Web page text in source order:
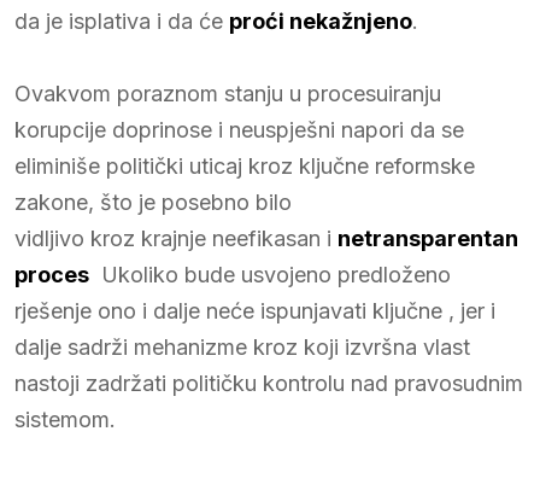
da je isplativa i da će proći nekažnjeno.
Ovakvom poraznom stanju u procesuiranju
korupcije doprinose i neuspješni napori da se
eliminiše politički uticaj kroz ključne reformske
zakone, što je posebno bilo
vidljivo kroz krajnje neefikasan i netransparentan
proces Ukoliko bude usvojeno predloženo
rješenje ono i dalje neće ispunjavati ključne , jer i
dalje sadrži mehanizme kroz koji izvršna vlast
nastoji zadržati političku kontrolu nad pravosudnim
sistemom.